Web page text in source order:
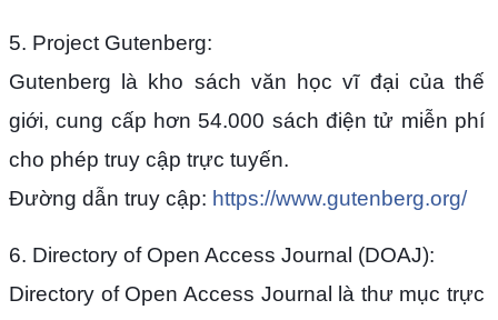
5. Project Gutenberg:
Gutenberg là kho sách văn học vĩ đại của thế
giới, cung cấp hơn 54.000 sách điện tử miễn phí
cho phép truy cập trực tuyến.
Đường dẫn truy cập: https://www.gutenberg.org/
6. Directory of Open Access Journal (DOAJ):
Directory of Open Access Journal là thư mục trực